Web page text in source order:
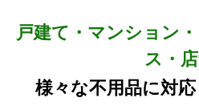
戸建て・マンション
ス・
様々な不用品に対応